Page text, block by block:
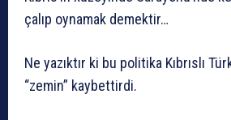
çalıp oynamak demektir…
Ne yazıktır ki bu politika Kıbrıslı
“zemin” kaybettirdi.